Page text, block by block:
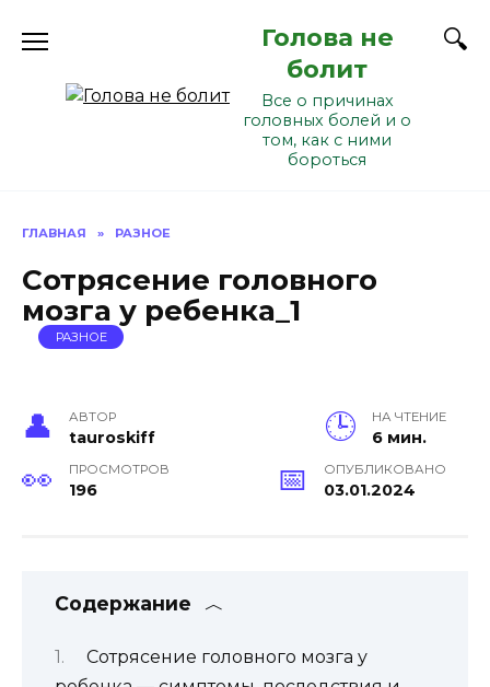
Голова не
болит
Все о причинах
головных болей и о
том, как с ними
бороться
ГЛАВНАЯ » РАЗНОЕ
Сотрясение головного
мозга у ребенка_1
РАЗНОЕ
АВТОР
tauroskiff
НА ЧТЕНИЕ
6 мин.
ПРОСМОТРОВ
196
ОПУБЛИКОВАНО
03.01.2024
Содержание
Сотрясение головного мозга у